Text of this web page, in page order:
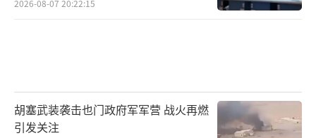
2026-08-07 20:22:15
胡塞武装袭击也门政府军军营 战火再燃
引发关注